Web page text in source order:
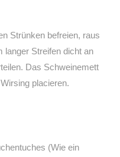
Strünken befreien, raus
langer Streifen dicht an
Das Schweinemett
placieren.
(Wie ein